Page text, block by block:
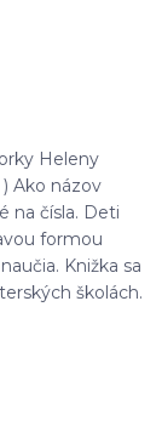
Heleny
Ako názov
na čísla. Deti
formou
Knižka sa
školách.